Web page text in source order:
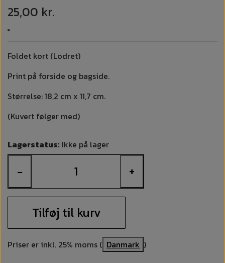
25,00 kr.
Foldet kort (Lodret)
Print på forside og bagside.
Størrelse: 18,2 cm x 11,7 cm.
(Kuvert følger med)
Lagerstatus: Ikke på lager
− +
Tilføj til kurv
Priser er inkl. 25% moms ( Danmark )